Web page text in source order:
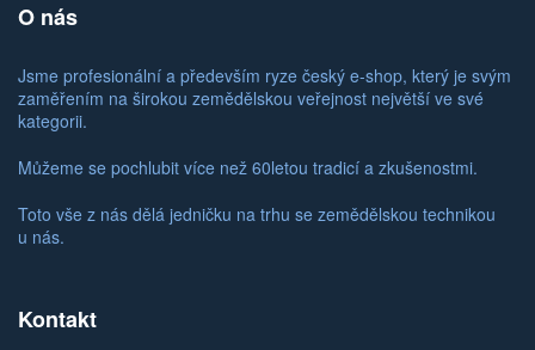
O nás
Jsme profesionální a především ryze český e-shop, který je svým
zaměřením na širokou zemědělskou veřejnost největší ve své
kategorii.
Můžeme se pochlubit více než 60letou tradicí a zkušenostmi.
Toto vše z nás dělá jedničku na trhu se zemědělskou technikou
u nás.
Kontakt